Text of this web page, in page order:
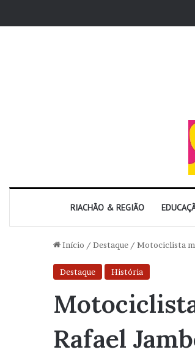
RIACHÃO & REGIÃO
Início / Destaque / Motociclista
Destaque História
Rafael